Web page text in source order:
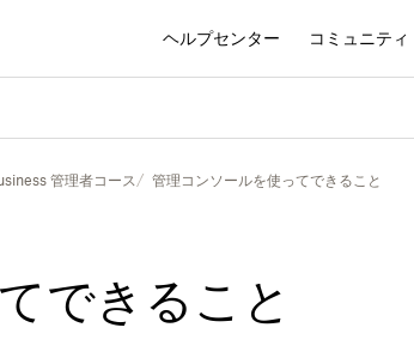
ヘルプセンター コミュニティ
管理者コース 管理コンソールを使ってできること
できること